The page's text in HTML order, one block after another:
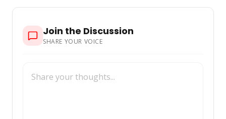
Join the Discussion
SHARE YOUR VOICE